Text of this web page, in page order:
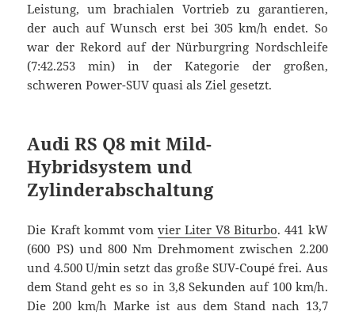
Leistung, um brachialen Vortrieb zu garantieren,
der auch auf Wunsch erst bei 305 km/h endet. So
war der Rekord auf der Nürburgring Nordschleife
(7:42.253 min) in der Kategorie der großen,
schweren Power-SUV quasi als Ziel gesetzt.
Audi RS Q8 mit Mild-
Hybridsystem und
Zylinderabschaltung
Die Kraft kommt vom vier Liter V8 Biturbo. 441 kW
(600 PS) und 800 Nm Drehmoment zwischen 2.200
und 4.500 U/min setzt das große SUV-Coupé frei. Aus
dem Stand geht es so in 3,8 Sekunden auf 100 km/h.
Die 200 km/h Marke ist aus dem Stand nach 13,7